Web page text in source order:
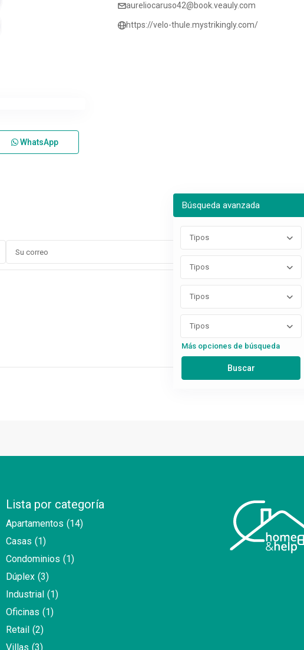
Búsqueda avanzada
Tipos
Tipos
Tipos
Tipos
Más opciones de búsqueda
aureliocaruso42@book.veauly.com
https://velo-thule.mystrikingly.com/
WhatsApp
Lista por categoría
Apartamentos (14)
Casas (1)
Condominios (1)
Dúplex (3)
Industrial (1)
Oficinas (1)
Retail (2)
Villas (3)